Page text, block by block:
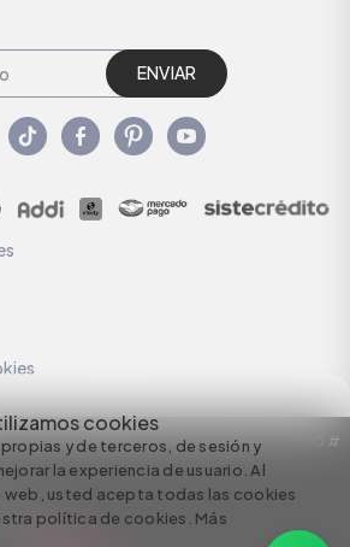
cookies
y de terceros, de sesión y
la experiencia de usuario. Al
web, usted acepta todas las cookies
política de cookies. Más
ENVIAR
S.A. NIT: 890924167-6 Dirección: Carrera 50 #
by